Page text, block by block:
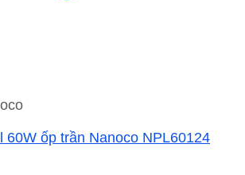
60W ốp trần Nanoco NPL60124